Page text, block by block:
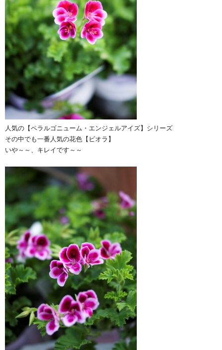
人気の【ペラルゴニューム・エンジェルアイズ】シリーズ
その中でも一番人気の花色【ビオラ】
いや～～、キレイです～～